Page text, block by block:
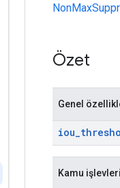
Özet
Genel
iou_
Kamu işlevleri